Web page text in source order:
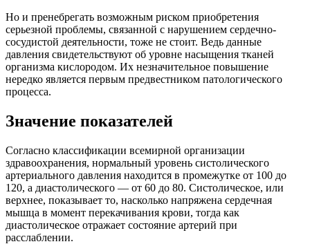
Но и пренебрегать возможным риском приобретения
серьезной проблемы, связанной с нарушением сердечно-
сосудистой деятельности, тоже не стоит. Ведь данные
давления свидетельствуют об уровне насыщения тканей
организма кислородом. Их незначительное повышение
нередко является первым предвестником патологического
процесса.
Значение показателей
Согласно классификации всемирной организации
здравоохранения, нормальный уровень систолического
артериального давления находится в промежутке от 100 до
120, а диастолического — от 60 до 80. Систолическое, или
верхнее, показывает то, насколько напряжена сердечная
мышца в момент перекачивания крови, тогда как
диастолическое отражает состояние артерий при
расслаблении.